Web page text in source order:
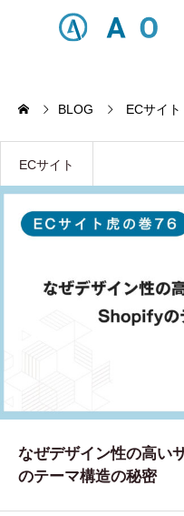
ECサイト制作対
Principle
あっ！と おどろく、みらい
SERVICE
制作実績
BLOG ECサイト
ECサイト
なぜデザイン性の高い
のテーマ構造の秘密